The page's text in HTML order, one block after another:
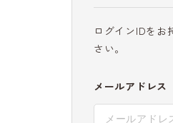
ログインIDをお
さい。
メールアドレス